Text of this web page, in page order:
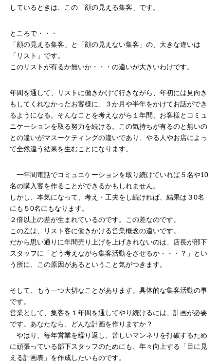
しているときは、この「顔の見える集客」です。
ところで・・・
「顔の見える集客」と「顔の見えない集客」の、大きな違いは
「リスト」です。
このリストが有るか無いか・・・の違いが大きいわけです。
年間を通して、リストに働きかけて行きながら、年初には見向き
もしてくれなかったお客様に、３か月や半年をかけてお話ができ
るようになる。そんなことを考えながら１年間、お客様とコミュ
ニケーションを取る努力を続ける。この気持ちが有るのと無いの
との違いがマスーケティングの違いであり、やる人やお店によっ
て全然違う結果を生むことになります。
一年間電話でコミュニケーションを取り続けていれば５名や10
名の購入客を作ることができるかもしれません。
しかし、本気になって、考え・工夫をし続ければ、結果は３0名
にも５0名にもなります。
２倍以上の差が生まれているのです。この差なのです。
この差は、リスト客に働きかける営業概念の違いです。
だから思い通りに年間売り上げを上げきれないのは、店長が部下
スタッフに「どう考えながら集客活動をさせるか・・・？」とい
う所に、この原因があるということ気がつきます。
そして、もう一つ大切なことがあります。具体的な集客活動の事
です。
営業として、集客を１年間を通してやり続けるには、計画が必要
です。あなたなら、どんな計画を作りますか？
やはり、毎年営業を繰り返し、苦しいマンネリを打破するため
に頑張っている部下スタッフのためにも、年々向上する「目に見
える計画表」を作成したいものです。